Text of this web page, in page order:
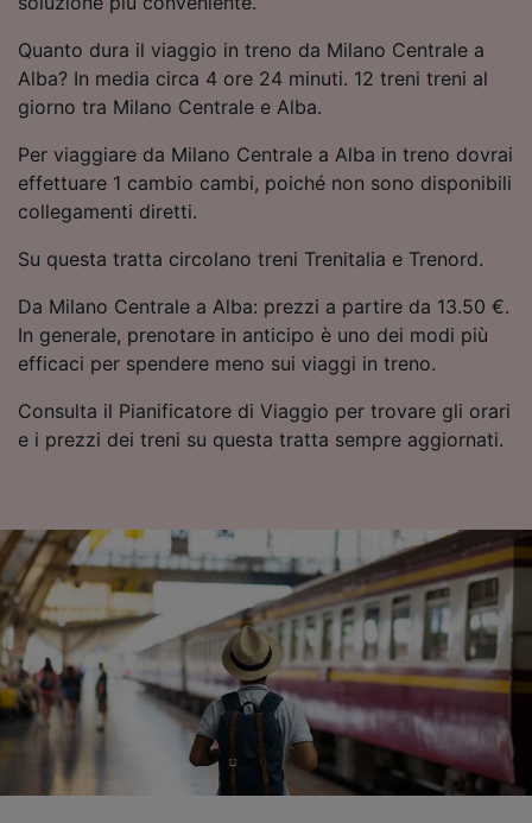
Quanto dura il viaggio in treno da Milano Centrale a
Alba? In media circa 4 ore 24 minuti. 12 treni treni al
giorno tra Milano Centrale e Alba.
Per viaggiare da Milano Centrale a Alba in treno dovrai
effettuare 1 cambio cambi, poiché non sono disponibili
collegamenti diretti.
Su questa tratta circolano treni Trenitalia e Trenord.
Da Milano Centrale a Alba: prezzi a partire da 13.50 €.
In generale, prenotare in anticipo è uno dei modi più
efficaci per spendere meno sui viaggi in treno.
Consulta il Pianificatore di Viaggio per trovare gli orari
e i prezzi dei treni su questa tratta sempre aggiornati.
Utilizzare dati di geolocalizzazione precisi.
Scansione attiva delle caratteristiche del
dispositivo ai fini dell’identificazione.
Archiviare informazioni su dispositivo e/o
accedervi. Pubblicità e contenuti
dei contenuti e degli annunci, ricerche sul
pubblico, sviluppo di servizi.